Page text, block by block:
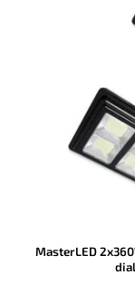
MasterLED